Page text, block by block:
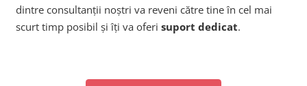
dintre consultanții noștri va reveni către tine în cel mai
scurt timp posibil și îți va oferi suport dedicat.